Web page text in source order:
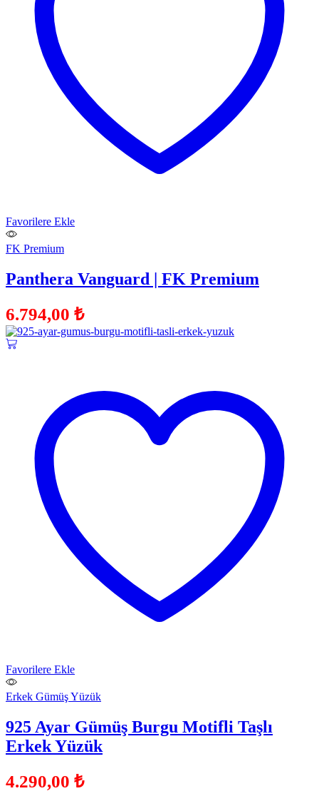
Favorilere Ekle
FK Premium
Panthera Vanguard | FK Premium
6.794,00 ₺
Favorilere Ekle
Erkek Gümüş Yüzük
925 Ayar Gümüş Burgu Motifli Taşlı
Erkek Yüzük
4.290,00 ₺